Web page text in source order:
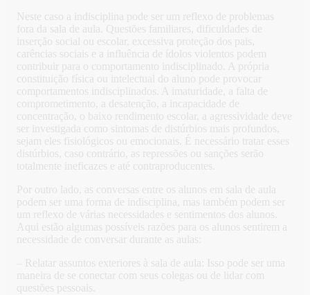
Neste caso a indisciplina pode ser um reflexo de problemas
fora da sala de aula. Questões familiares, dificuldades de
inserção social ou escolar, excessiva proteção dos pais,
carências sociais e a influência de ídolos violentos podem
contribuir para o comportamento indisciplinado. A própria
constituição física ou intelectual do aluno pode provocar
comportamentos indisciplinados. A imaturidade, a falta de
comprometimento, a desatenção, a incapacidade de
concentração, o baixo rendimento escolar, a agressividade deve
ser investigada como sintomas de distúrbios mais profundos,
sejam eles fisiológicos ou emocionais. É necessário tratar esses
distúrbios, caso contrário, as repressões ou sanções serão
totalmente ineficazes e até contraproducentes.
Por outro lado, as conversas entre os alunos em sala de aula
podem ser uma forma de indisciplina, mas também podem ser
um reflexo de várias necessidades e sentimentos dos alunos.
Aqui estão algumas possíveis razões para os alunos sentirem a
necessidade de conversar durante as aulas:
– Relatar assuntos exteriores à sala de aula: Isso pode ser uma
maneira de se conectar com seus colegas ou de lidar com
questões pessoais.